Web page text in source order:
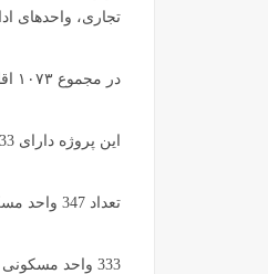
تجاری، واحدهای
در مجموع ۱۰۷۳ اقامتگاه و یک هتل ۵ ستاره لوکس در این پروژه ساخته شده است.
این پروژه دارای 33 طبقه 4 نوع واحد مسکونی 1 تا 5 خوابه برای سبک های مختلف زندگی است.
تعداد 347 واحد مسکونی تمام مبله و 73 واحد مسکونی با امکانات هتلی تمام مبله در این پروژه وجود دارد.
333 واحد مسکونی با قابلیت کاربری اداری نیز در این پروژه ساخته شده است.